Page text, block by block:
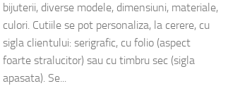
bijuterii, diverse modele, dimensiuni, materiale,
culori. Cutiile se pot personaliza, la cerere, cu
sigla clientului: serigrafic, cu folio (aspect
foarte stralucitor) sau cu timbru sec (sigla
apasata). Se...